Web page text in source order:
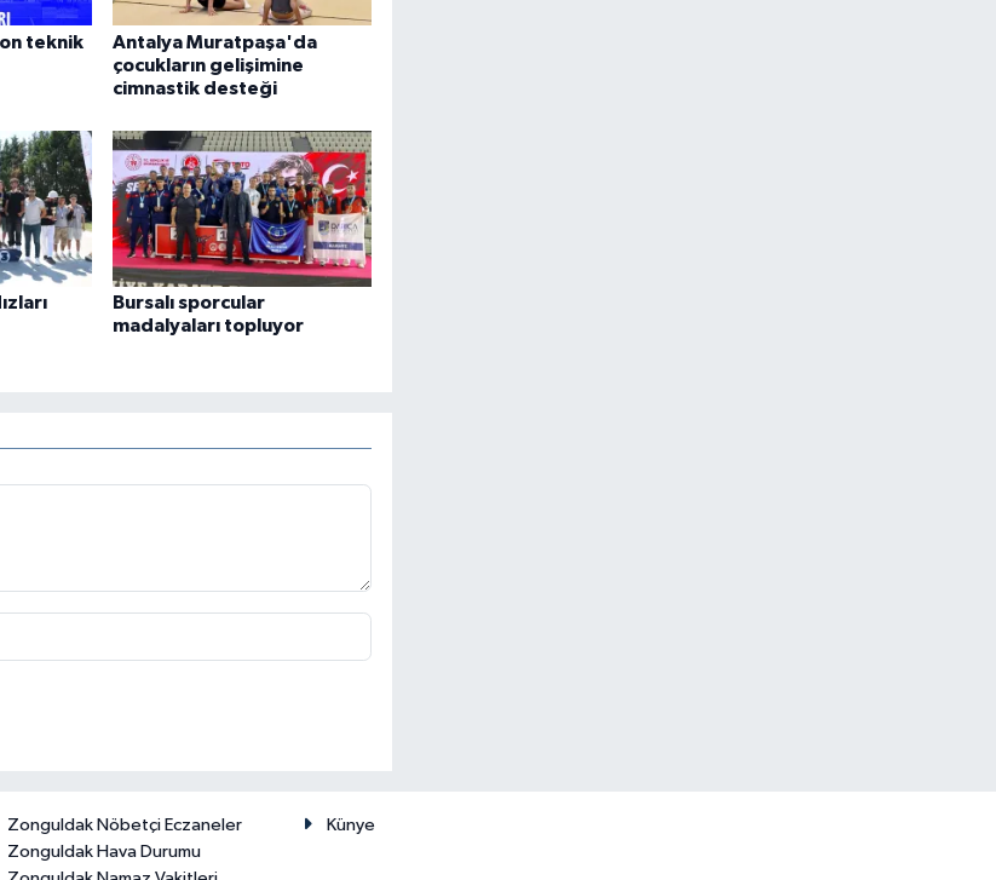
teknik
Antalya Muratpaşa'da
çocukların gelişimine
cimnastik desteği
Bursalı sporcular
madalyaları topluyor
Zonguldak Nöbetçi Eczaneler
Zonguldak Hava Durumu
Künye